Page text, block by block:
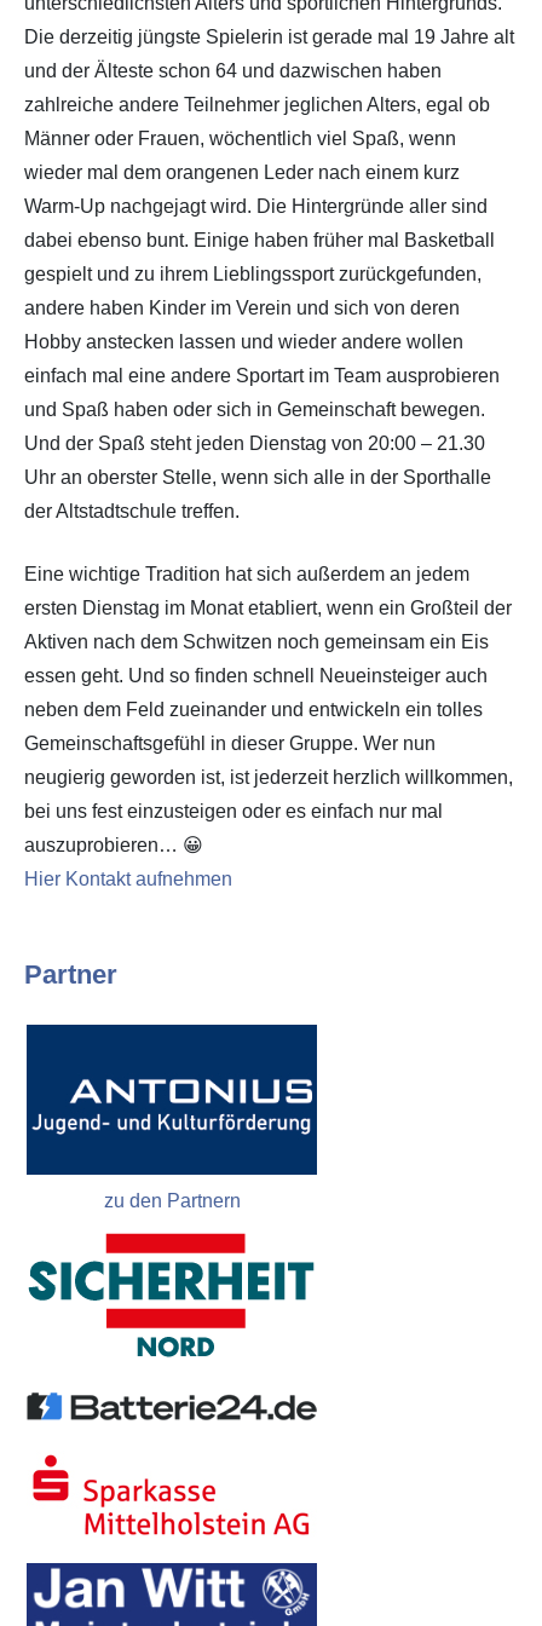
Partner
zu den Partnern
Die derzeitig jüngste Spielerin ist gerade mal 19 Jahre alt
und der Älteste schon 64 und dazwischen haben
zahlreiche andere Teilnehmer jeglichen Alters, egal ob
Männer oder Frauen, wöchentlich viel Spaß, wenn
wieder mal dem orangenen Leder nach einem kurz
Warm-Up nachgejagt wird. Die Hintergründe aller sind
dabei ebenso bunt. Einige haben früher mal Basketball
gespielt und zu ihrem Lieblingssport zurückgefunden,
andere haben Kinder im Verein und sich von deren
Hobby anstecken lassen und wieder andere wollen
einfach mal eine andere Sportart im Team ausprobieren
und Spaß haben oder sich in Gemeinschaft bewegen.
Und der Spaß steht jeden Dienstag von 20:00 – 21.30
Uhr an oberster Stelle, wenn sich alle in der Sporthalle
der Altstadtschule treffen.
Eine wichtige Tradition hat sich außerdem an jedem
ersten Dienstag im Monat etabliert, wenn ein Großteil der
Aktiven nach dem Schwitzen noch gemeinsam ein Eis
essen geht. Und so finden schnell Neueinsteiger auch
neben dem Feld zueinander und entwickeln ein tolles
Gemeinschaftsgefühl in dieser Gruppe. Wer nun
neugierig geworden ist, ist jederzeit herzlich willkommen,
bei uns fest einzusteigen oder es einfach nur mal
auszuprobieren… 😀
Hier Kontakt aufnehmen
Historie
Hallenübersicht
Links zum BVSH u. a.
Trainerabrechnung
Rechtliches